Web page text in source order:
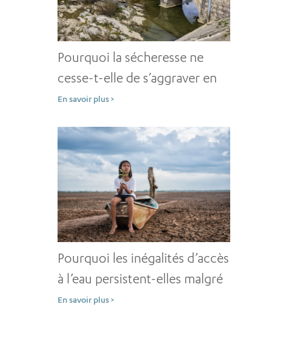
Pourquoi la sécheresse ne
cesse-t-elle de s’aggraver en
dépit d’une solide prévention
En savoir plus >
Pourquoi les inégalités d’accès
à l’eau persistent-elles malgré
des décennies
En savoir plus >